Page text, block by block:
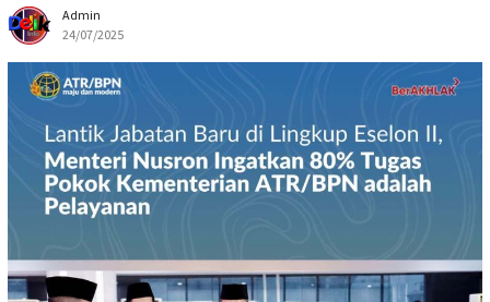
Admin
24/07/2025